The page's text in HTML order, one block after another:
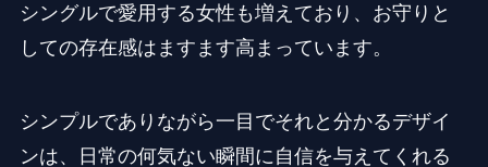
シングルで愛用する女性も増えており、お守りと
しての存在感はますます高まっています。
シンプルでありながら一目でそれと分かるデザイ
ンは、日常の何気ない瞬間に自信を与えてくれる